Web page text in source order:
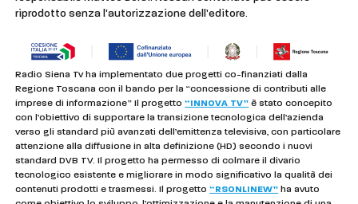
riprodotto senza l'autorizzazione dell'editore.
Radio Siena Tv ha implementato due progetti co-finanziati dalla
Regione Toscana con il bando per la “concessione di contributi alle
imprese di informazione” Il progetto“INNOVA TV” è stato concepito
con l’obiettivo di supportare la transizione tecnologica dell’azienda
verso gli standard più avanzati dell’emittenza televisiva, con particolare
attenzione alla diffusione in alta definizione (HD) secondo i nuovi
standard DVB TV. Il progetto ha permesso di colmare il divario
tecnologico esistente e migliorare in modo significativo la qualità dei
contenuti prodotti e trasmessi. Il progetto“RSONLINEW” ha avuto